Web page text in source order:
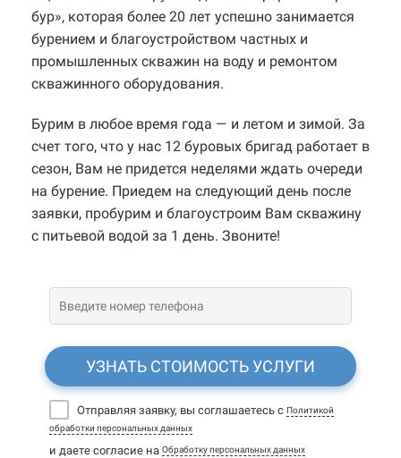
бур», которая более 20 лет успешно занимается
бурением и благоустройством частных и
промышленных скважин на воду и ремонтом
скважинного оборудования.
Бурим в любое время года — и летом и зимой. За
счет того, что у нас 12 буровых бригад работает в
сезон, Вам не придется неделями ждать очереди
на бурение. Приедем на следующий день после
заявки, пробурим и благоустроим Вам скважину
с питьевой водой за 1 день. Звоните!
УЗНАТЬ СТОИМОСТЬ УСЛУГИ
Отправляя заявку, вы соглашаетесь с Политикой
обработки персональных данных
и даете согласие на Обработку персональных данных